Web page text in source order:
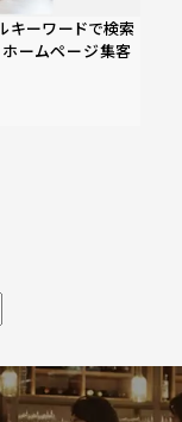
キーワードで検索
ホームページ集客